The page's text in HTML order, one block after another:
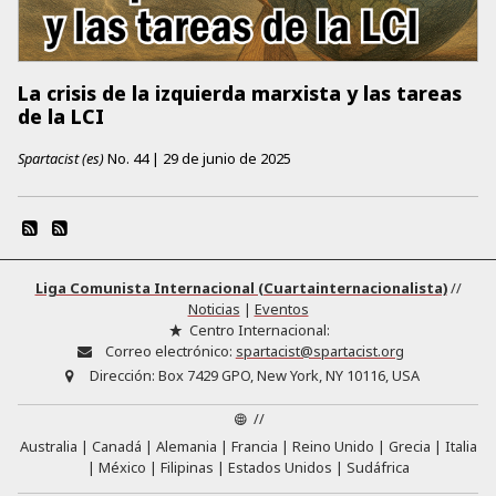
La crisis de la izquierda marxista y las tareas
de la LCI
Spartacist (es)No. 44 | 29 de junio de 2025
Liga Comunista Internacional (Cuartainternacionalista)//
Noticias | Eventos
Centro Internacional:
Correo electrónico: spartacist@spartacist.org
Dirección: Box 7429 GPO, New York, NY 10116, USA
//
Australia
Canadá Alemania Francia Reino Unido Grecia
Italia
México
Filipinas Estados Unidos Sudáfrica